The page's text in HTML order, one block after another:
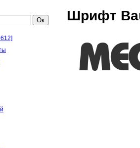
Ок Шрифт